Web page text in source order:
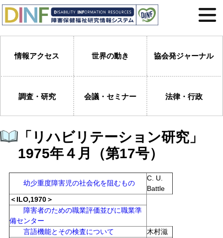
情報アクセス 世界の動き 協会発ジャーナル
調査・研究 会議・セミナー 法律・行政
「リハビリテーション研究」
1975年４月（第17号）
幼少重度障害児の社会化を阻むもの
C. U.
Battle
＜ILO,1970＞
障害者のための職業評価並びに職業準
備センター
言語機能とその検査について
木村滋